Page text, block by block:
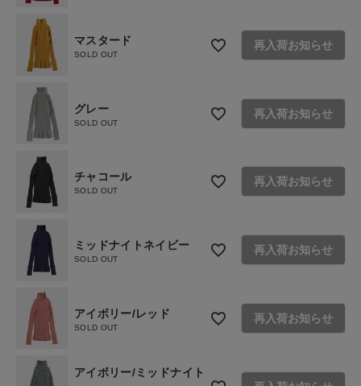
マスタード
SOLD OUT
再入荷お知らせ
グレー
SOLD OUT
再入荷お知らせ
チャコール
SOLD OUT
再入荷お知らせ
ミッドナイトネイビー
SOLD OUT
再入荷お知らせ
アイボリー/レッド
SOLD OUT
再入荷お知らせ
アイボリー/ミッドナイト